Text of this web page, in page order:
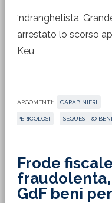
‘ndranghetista
arrestato lo scorso
Keu
ARGOMENTI: CARABINIERI
PERICOLOSI SEQUESTRO BENI
Frode
GdF beni